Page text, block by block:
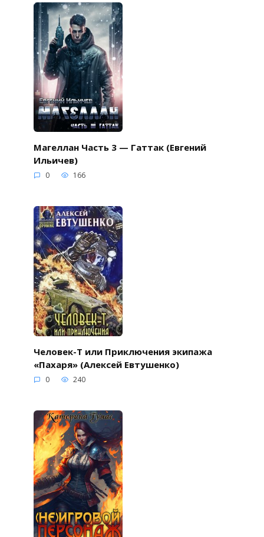
Магеллан Часть 3 — Гаттак (Евгений
Ильичев)
0 166
Человек-Т или Приключения экипажа
«Пахаря» (Алексей Евтушенко)
0 240